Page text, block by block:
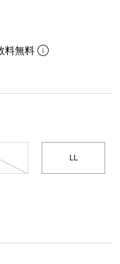
料無料